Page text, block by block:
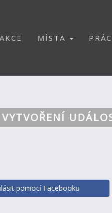
MÍSTA
VYTVOŘENÍ
pomocí Facebooku